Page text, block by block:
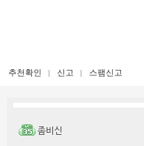
추천확인 신고 스팸신고
좀비신